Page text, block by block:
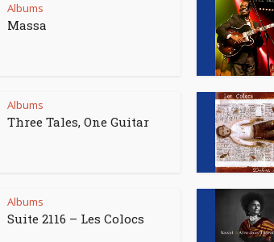
Albums
Massa
Albums
Three Tales, One Guitar
Albums
Suite 2116 – Les Colocs